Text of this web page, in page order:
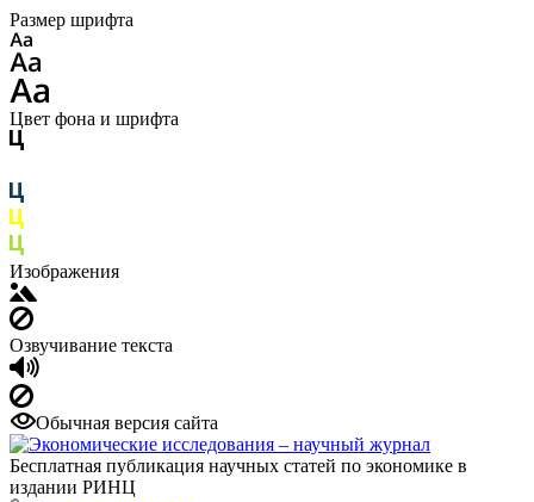
Размер шрифта
Цвет фона и шрифта
Изображения
Озвучивание текста
Обычная версия сайта
Бесплатная публикация научных статей по экономике в
издании РИНЦ